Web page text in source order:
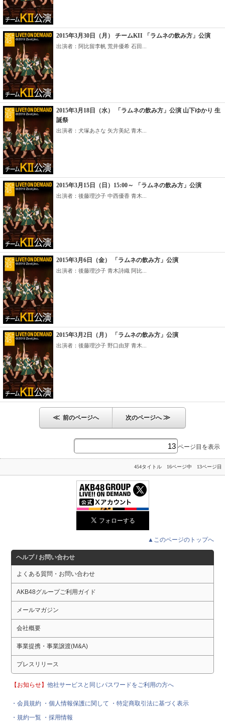
2015年3月30日（月） チームKII 「ラムネの飲み方」公演
出演者：阿比留李帆 荒井優希 石田...
2015年3月18日（水） 「ラムネの飲み方」公演 山下ゆかり 生
誕祭
出演者：犬塚あさな 矢方美紀 青木...
2015年3月15日（日）15:00～ 「ラムネの飲み方」公演
出演者：後藤理沙子 中西優香 青木...
2015年3月6日（金） 「ラムネの飲み方」公演
出演者：後藤理沙子 青木詩織 阿比...
2015年3月2日（月） 「ラムネの飲み方」公演
出演者：後藤理沙子 野口由芽 青木...
≪ 前のページへ 次のページへ≫
ページ目を表示
454タイトル 16ページ中 13ページ目
▲このページのトップへ
ヘルプ / お問い合わせ
よくある質問・お問い合わせ
AKB48グループご利用ガイド
メールマガジン
会社概要
事業提携・事業譲渡(M&A)
プレスリリース
【お知らせ】他社サービスと同じパスワードをご利用の方へ
・会員規約 ・個人情報保護に関して
・特定商取引法に基づく表示
・規約一覧 ・採用情報